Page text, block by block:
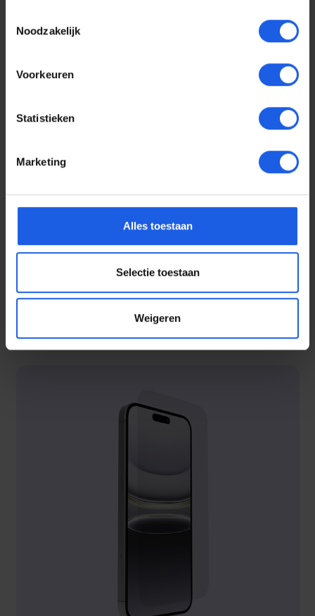
Noodzakelijk
Voorkeuren
Statistieken
Marketing
Alles toestaan
Selectie toestaan
Weigeren
Voor elke telefoon een
oortje